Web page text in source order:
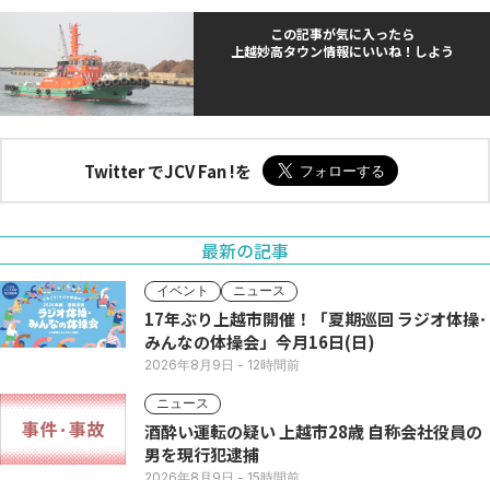
この記事が気に入ったら
上越妙高タウン情報にいいね！しよう
Twitter でJCV Fan !を
最新の記事
イベント ニュース
17年ぶり上越市開催！「夏期巡回 ラジオ体操･
みんなの体操会」今月16日(日)
2026年8月9日 - 12時間前
ニュース
酒酔い運転の疑い 上越市28歳 自称会社役員の
男を現行犯逮捕